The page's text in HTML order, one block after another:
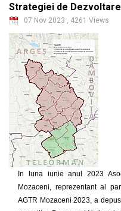
Strategiei de
07 Nov 2023 , 4261 Views
In luna iunie anul 2023
Mozaceni, reprezentant al
AGTR Mozaceni 2023, a